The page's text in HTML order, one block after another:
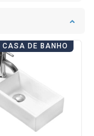
DE BANHO